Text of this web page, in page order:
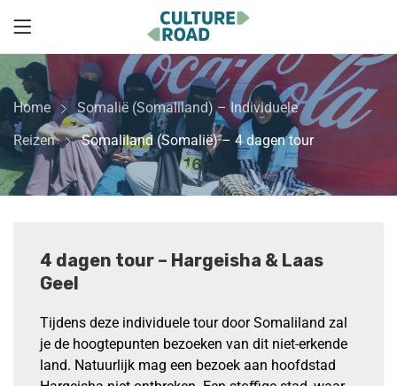
Home
Somalië (Somaliland) – Individuele
Reizen
Somaliland (Somalië) – 4 dagen tour
4 dagen tour – Hargeisha & Laas
Geel
Tijdens deze individuele tour door Somaliland zal
je de hoogtepunten bezoeken van dit niet-erkende
land. Natuurlijk mag een bezoek aan hoofdstad